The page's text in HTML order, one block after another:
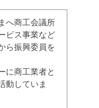
へ商工会議所
ビス事業など
ら振興委員を
に商工業者と
動していま